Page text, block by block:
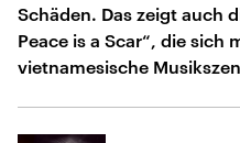
Schäden. Das zeigt auch
Peace is a Scar“, die sich
vietnamesische